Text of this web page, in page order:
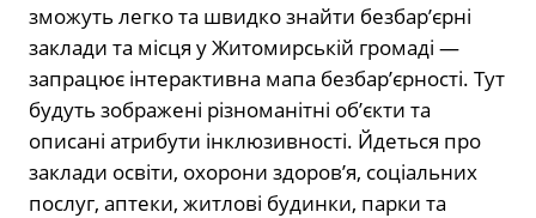
зможуть легко та швидко знайти безбар’єрні
заклади та місця у Житомирській громаді —
запрацює інтерактивна мапа безбар’єрності. Тут
будуть зображені різноманітні об’єкти та
описані атрибути інклюзивності. Йдеться про
заклади освіти, охорони здоров’я, соціальних
послуг, аптеки, житлові будинки, парки та